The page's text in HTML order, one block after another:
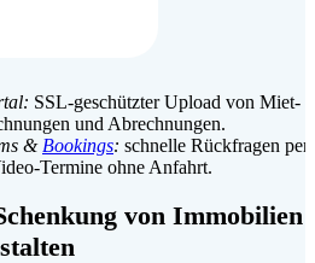
SSL‑geschützter Upload von Miet­
und Abrechnungen.
& Bookings: schnelle Rückfragen per
ohne Anfahrt.
von Immobilien